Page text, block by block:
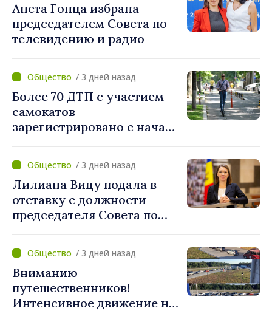
Анета Гонца избрана
председателем Совета по
телевидению и радио
/ 3 дней назад
Более 70 ДТП с участием
самокатов
зарегистрировано с начала
водителей соблюдать
правила дорожного
движения
/ 3 дней назад
Лилиана Вицу подала в
отставку с должности
председателя Совета по
/ 3 дней назад
Вниманию
путешественников!
Интенсивное движение на